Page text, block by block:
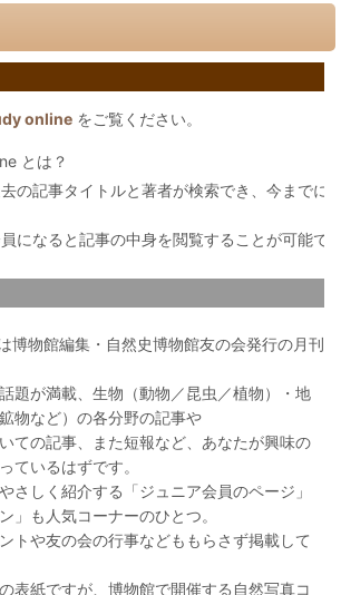
online をご覧ください。
とは？
の記事タイトルと著者が検索でき、今までに
になると記事の中身を閲覧することが可能で
博物館編集・自然史博物館友の会発行の月刊
題が満載、生物（動物／昆虫／植物）・地
物など）の各分野の記事や
ての記事、また短報など、あなたが興味の
ているはずです。
さしく紹介する「ジュニア会員のページ」
」も人気コーナーのひとつ。
トや友の会の行事などももらさず掲載して
表紙ですが、博物館で開催する自然写真コ